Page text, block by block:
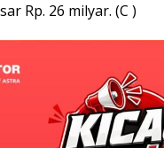
Rp. 26 milyar. (C )